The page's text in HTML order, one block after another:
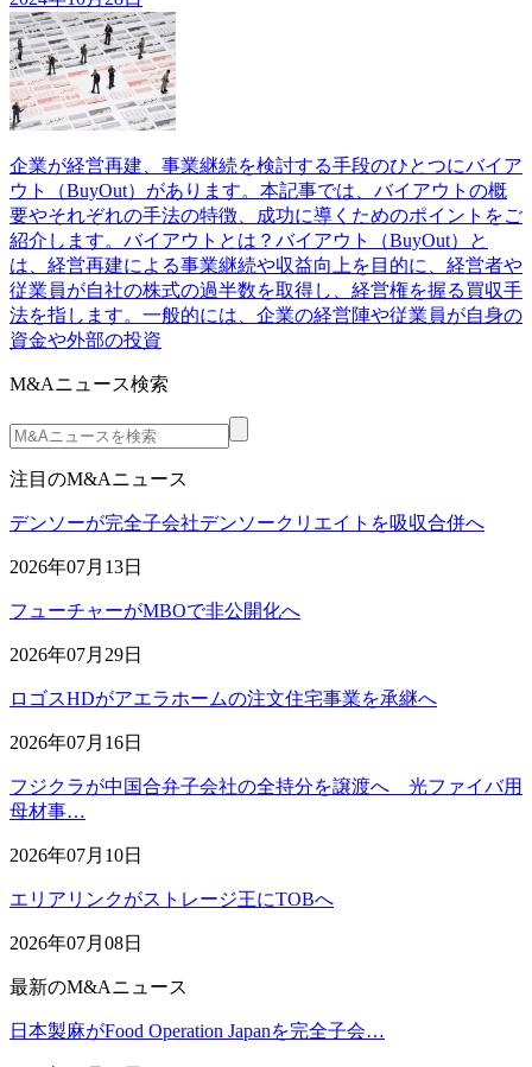
企業が経営再建、事業継続を検討する手段のひとつにバイア
ウト（BuyOut）があります。本記事では、バイアウトの概
要やそれぞれの手法の特徴、成功に導くためのポイントをご
紹介します。バイアウトとは？バイアウト（BuyOut）と
は、経営再建による事業継続や収益向上を目的に、経営者や
従業員が自社の株式の過半数を取得し、経営権を握る買収手
法を指します。一般的には、企業の経営陣や従業員が自身の
資金や外部の投資
M&Aニュース検索
注目のM&Aニュース
デンソーが完全子会社デンソークリエイトを吸収合併へ
2026年07月13日
フューチャーがMBOで非公開化へ
2026年07月29日
ロゴスHDがアエラホームの注文住宅事業を承継へ
2026年07月16日
フジクラが中国合弁子会社の全持分を譲渡へ 光ファイバ用
母材事…
2026年07月10日
エリアリンクがストレージ王にTOBへ
2026年07月08日
最新のM&Aニュース
日本製麻がFood Operation Japanを完全子会…